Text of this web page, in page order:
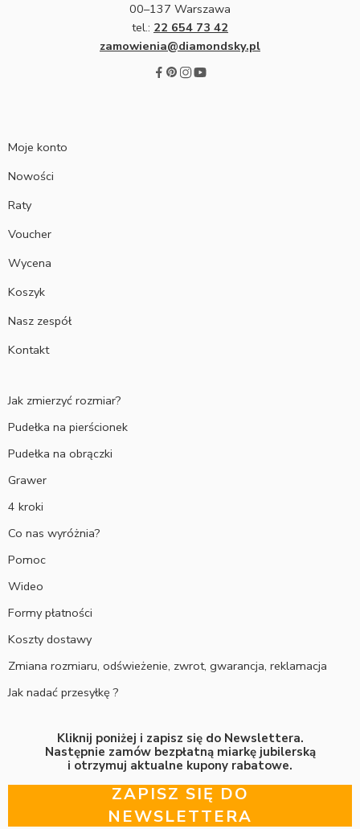
00–137 Warszawa
tel.: 22 654 73 42
zamowienia@diamondsky.pl
Moje konto
Nowości
Raty
Voucher
Wycena
Koszyk
Nasz zespół
Kontakt
Jak zmierzyć rozmiar?
Pudełka na pierścionek
Pudełka na obrączki
Grawer
4 kroki
Co nas wyróżnia?
Pomoc
Wideo
Formy płatności
Koszty dostawy
Zmiana rozmiaru, odświeżenie, zwrot, gwarancja, reklamacja
Jak nadać przesyłkę ?
Kliknij poniżej i zapisz się do Newslettera.
Następnie zamów bezpłatną miarkę jubilerską
i otrzymuj aktualne kupony rabatowe.
ZAPISZ SIĘ DO
NEWSLETTERA